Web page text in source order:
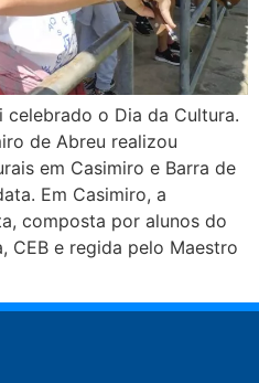
o Dia da Cultura.
de Abreu realizou
em Casimiro e Barra de
Em Casimiro, a
composta por alunos do
CEB e regida pelo Maestro